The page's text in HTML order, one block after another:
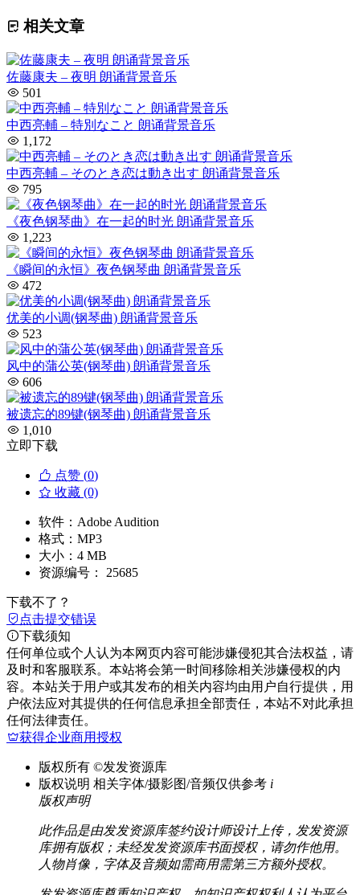
相关文章
佐藤康夫 – 夜明 朗诵背景音乐
501
中西亮輔 – 特別なこと 朗诵背景音乐
1,172
中西亮輔 – そのとき恋は動き出す 朗诵背景音乐
795
《夜色钢琴曲》在一起的时光 朗诵背景音乐
1,223
《瞬间的永恒》夜色钢琴曲 朗诵背景音乐
472
优美的小调(钢琴曲) 朗诵背景音乐
523
风中的蒲公英(钢琴曲) 朗诵背景音乐
606
被遗忘的89键(钢琴曲) 朗诵背景音乐
1,010
立即下载
点赞 (0)
收藏 (0)
软件： Adobe Audition
格式： MP3
大小： 4 MB
资源编号： 25685
下载不了？
点击提交错误
下载须知
任何单位或个人认为本网页内容可能涉嫌侵犯其合法权益，请
及时和客服联系。本站将会第一时间移除相关涉嫌侵权的内
容。本站关于用户或其发布的相关内容均由用户自行提供，用
户依法应对其提供的任何信息承担全部责任，本站不对此承担
任何法律责任。
获得企业商用授权
版权所有 ©发发资源库
版权说明 相关字体/摄影图/音频仅供参考 i
版权声明
此作品是由发发资源库签约设计师设计上传，发发资源
库拥有版权；未经发发资源库书面授权，请勿作他用。
人物肖像，字体及音频如需商用需第三方额外授权。